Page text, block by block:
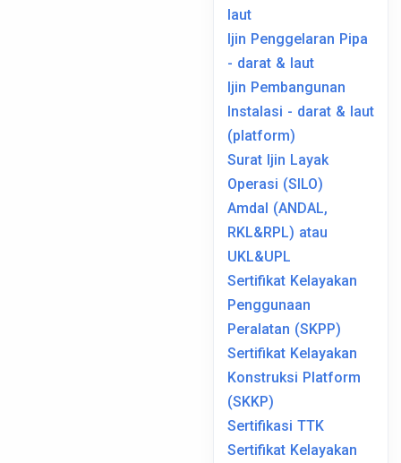
laut
Ijin Penggelaran Pipa
- darat & laut
Ijin Pembangunan
Instalasi - darat & laut
(platform)
Surat Ijin Layak
Operasi (SILO)
Amdal (ANDAL,
RKL&RPL) atau
UKL&UPL
Sertifikat Kelayakan
Penggunaan
Peralatan (SKPP)
Sertifikat Kelayakan
Konstruksi Platform
(SKKP)
Sertifikasi TTK
Sertifikat Kelayakan